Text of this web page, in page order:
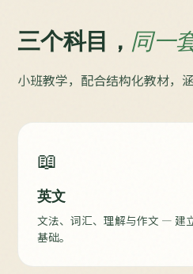
三个科目， 同一
小班教学，配合结构化教材，
📖
英文
文法、词汇、理解与作文 — 建
基础。